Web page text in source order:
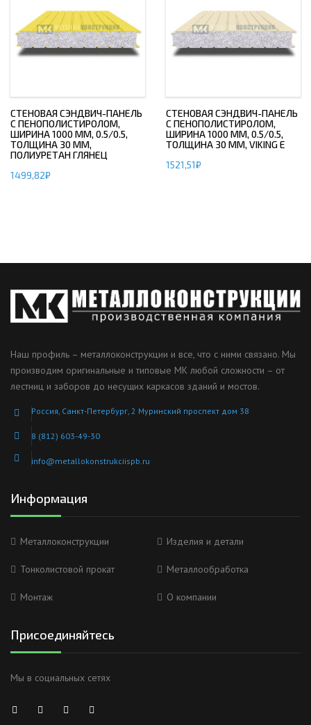
СТЕНОВАЯ СЭНДВИЧ-ПАНЕЛЬ
С ПЕНОПОЛИСТИРОЛОМ,
ШИРИНА 1000 ММ, 0.5/0.5,
ТОЛЩИНА 30 ММ,
ПОЛИУРЕТАН ГЛЯНЕЦ
1499,82₽
СТЕНОВАЯ СЭНДВИЧ-ПАНЕЛЬ
С ПЕНОПОЛИСТИРОЛОМ,
ШИРИНА 1000 ММ, 0.5/0.5,
ТОЛЩИНА 30 ММ, VIKING E
1521,51₽
Наш профиль – металлоконструкции и все, что с ними связано. Мы
производим оригинальные и типовые МК любой сложности – от
лестниц и заборов до несущих каркасов зданий и мостов.
Россия, Санкт-Петербург, 2 Муринский проспект дом 38
8 (812) 603-49-30
info@metallokonstrukciispb.ru
Информация
Металлоконструкции Изделия и детали
Тонколистовой прокат Металлообработка
Монтаж О компании
Присоединяйтесь
Мы в социальных сетях